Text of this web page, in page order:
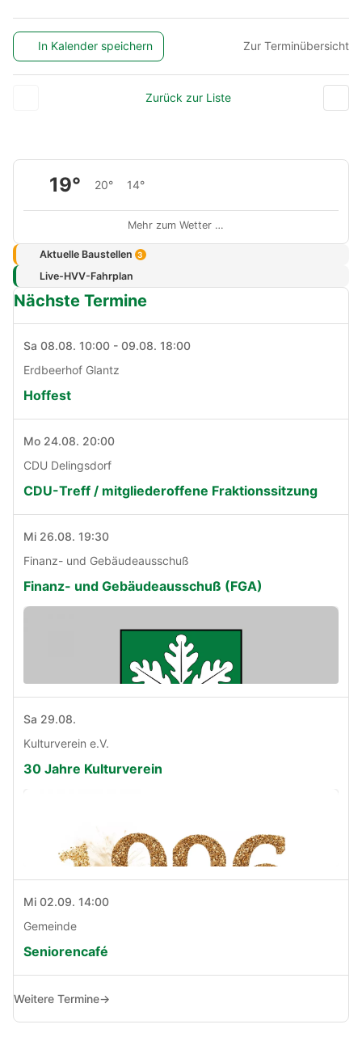
In Kalender speichern Zur Terminübersicht
Zurück zur Liste
19° 20° 14°
Mehr zum Wetter …
Aktuelle Baustellen 3
Live-HVV-Fahrplan
Nächste Termine
Sa 08.08. 10:00 - 09.08. 18:00
Erdbeerhof Glantz
Hoffest
Mo 24.08. 20:00
CDU Delingsdorf
CDU-Treff / mitgliederoffene Fraktionssitzung
Mi 26.08. 19:30
Finanz- und Gebäudeausschuß
Finanz- und Gebäudeausschuß (FGA)
Sa 29.08.
Kulturverein e.V.
30 Jahre Kulturverein
Mi 02.09. 14:00
Gemeinde
Seniorencafé
Weitere Termine→